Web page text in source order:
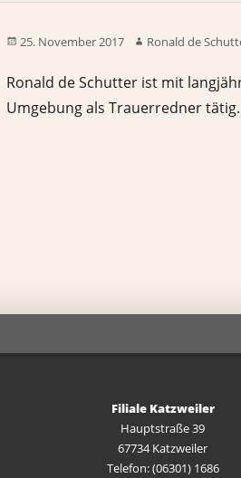
25. November 2017 Ronald de
Ronald de Schutter ist mit
Umgebung als Trauerredner tätig.
Filiale Katzweiler
Hauptstraße 39
67734 Katzweiler
Telefon: (06301) 1686